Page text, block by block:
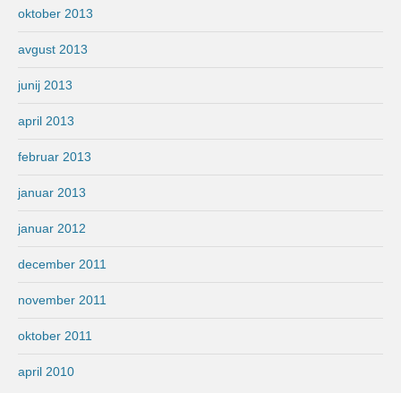
oktober 2013
avgust 2013
junij 2013
april 2013
februar 2013
januar 2013
januar 2012
december 2011
november 2011
oktober 2011
april 2010